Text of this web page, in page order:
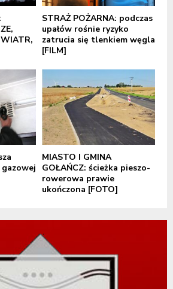
STRAŻ POŻARNA: podczas
upałów rośnie ryzyko
zatrucia się tlenkiem węgla
[FILM]
MIASTO I GMINA
GOŁAŃCZ: ścieżka pieszo-
rowerowa prawie
ukończona [FOTO]